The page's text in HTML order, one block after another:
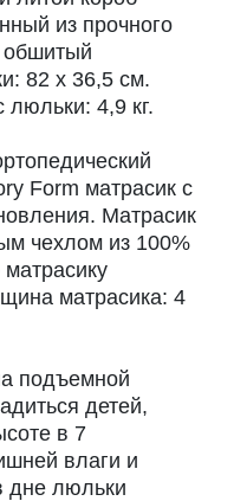
из прочного
обшитый
82 х 36,5 см.
4,9 кг.
Form матрасик с
Матрасик
чехлом из 100%
матрасика: 4
подъемной
детей,
в 7
влаги и
дне люльки